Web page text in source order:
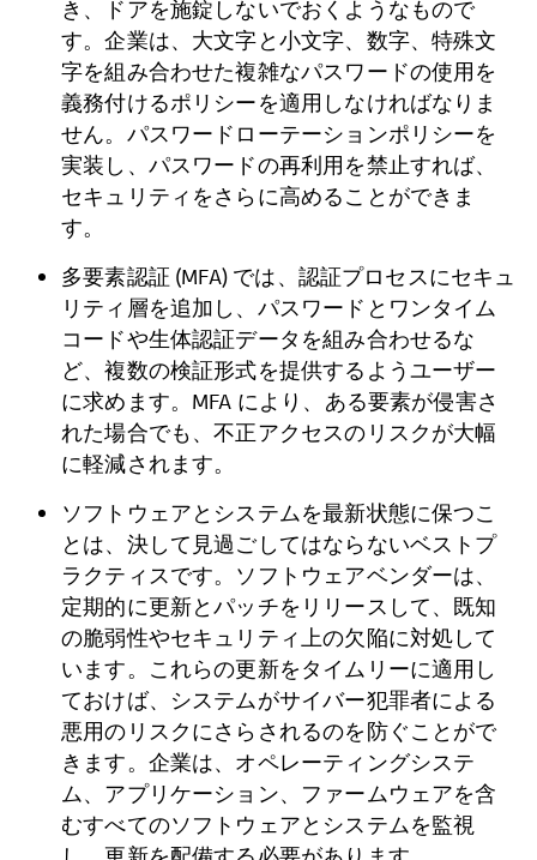
き、ドアを施錠しないでおくようなもので
す。企業は、大文字と小文字、数字、特殊文
字を組み合わせた複雑なパスワードの使用を
義務付けるポリシーを適用しなければなりま
せん。パスワードローテーションポリシーを
実装し、パスワードの再利用を禁止すれば、
セキュリティをさらに高めることができま
す。
多要素認証 (MFA) では、認証プロセスにセキュ
リティ層を追加し、パスワードとワンタイム
コードや生体認証データを組み合わせるな
ど、複数の検証形式を提供するようユーザー
に求めます。MFA により、ある要素が侵害さ
れた場合でも、不正アクセスのリスクが大幅
に軽減されます。
ソフトウェアとシステムを最新状態に保つこ
とは、決して見過ごしてはならないベストプ
ラクティスです。ソフトウェアベンダーは、
定期的に更新とパッチをリリースして、既知
の脆弱性やセキュリティ上の欠陥に対処して
います。これらの更新をタイムリーに適用し
ておけば、システムがサイバー犯罪者による
悪用のリスクにさらされるのを防ぐことがで
きます。企業は、オペレーティングシステ
ム、アプリケーション、ファームウェアを含
むすべてのソフトウェアとシステムを監視